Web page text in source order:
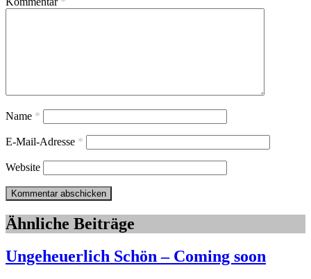
Name *
E-Mail-Adresse *
Website
Ähnliche Beiträge
Ungeheuerlich Schön – Coming soon